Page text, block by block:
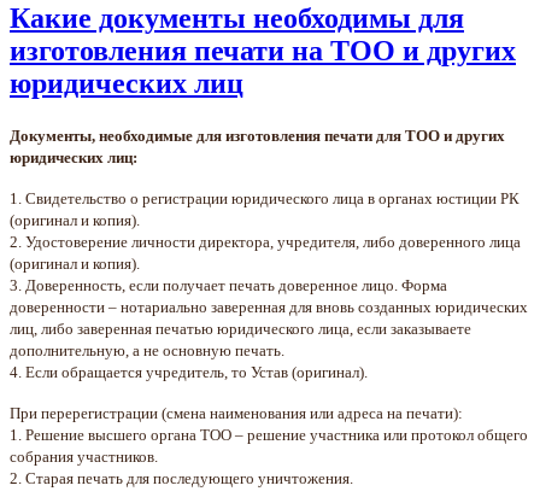
Какие документы необходимы для
изготовления печати на ТОО и других
юридических лиц
Документы, необходимые для изготовления печати для ТОО и других
юридических лиц:
1. Свидетельство о регистрации юридического лица в органах юстиции РК
(оригинал и копия).
2. Удостоверение личности директора, учредителя, либо доверенного лица
(оригинал и копия).
3. Доверенность, если получает печать доверенное лицо. Форма
доверенности – нотариально заверенная для вновь созданных юридических
лиц, либо заверенная печатью юридического лица, если заказываете
дополнительную, а не основную печать.
4. Если обращается учредитель, то Устав (оригинал).
При перерегистрации (смена наименования или адреса на печати):
1. Решение высшего органа ТОО – решение участника или протокол общего
собрания участников.
2. Старая печать для последующего уничтожения.